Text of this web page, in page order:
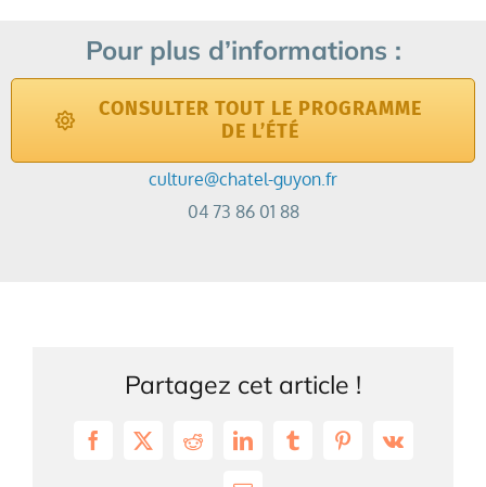
Pour plus d’informations :
CONSULTER TOUT LE PROGRAMME
DE L’ÉTÉ
culture@chatel-guyon.fr
04 73 86 01 88
Partagez cet article !
Facebook
X RedditLinkedInTumblrPinterest
Vk